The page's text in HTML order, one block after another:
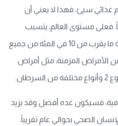
غذائي سيئ، فهذا لا يعني أن
فعلى مستوى العالم، يتسبب
الخمول بشكل مباشر في وفاة ما يقرب من 10 في المئة من جميع
عن الأمراض المزمنة، مثل أمراض
فسيكون غده أفضل وقد يزيد
الصحي بحوالي عام تقريباً.